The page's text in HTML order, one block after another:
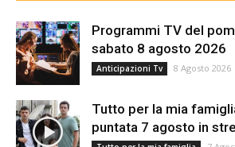
Programmi TV del
sabato 8 agosto 2026
Anticipazioni Tv 8 Agosto 2026
Tutto per la mia
puntata 7 agosto in